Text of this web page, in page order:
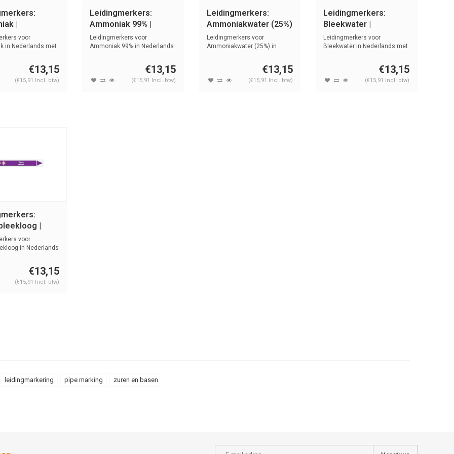
|
| Basen
voor
in Nederlands met
€13,15
(€15,91 Incl. btw)
Leidingmerkers:
Ammoniak 99% |
Nederlands | Basen
Leidingmerkers voor
Ammoniak 99% in Nederlands
€13,15
(€15,91 Incl. btw)
Leidingmerkers:
Ammoniakwater (25%)
| Nederlands | Basen
Leidingmerkers voor
Ammoniakwater (25%) in
€13,15
(€15,91 Incl. btw)
Leidingmerkers:
Bleekwater |
Nederlands | Basen
Leidingmerkers voor
Bleekwater in Nederlands met
€13,15
(€15,91 Incl. btw)
|
| Basen
voor
in Nederlands
€13,15
(€15,91 Incl. btw)
leidingmarkering pipe marking zuren en basen